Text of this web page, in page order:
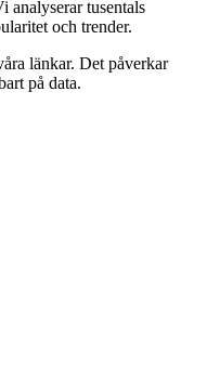
analyserar tusentals
och trender.
länkar. Det påverkar
på data.